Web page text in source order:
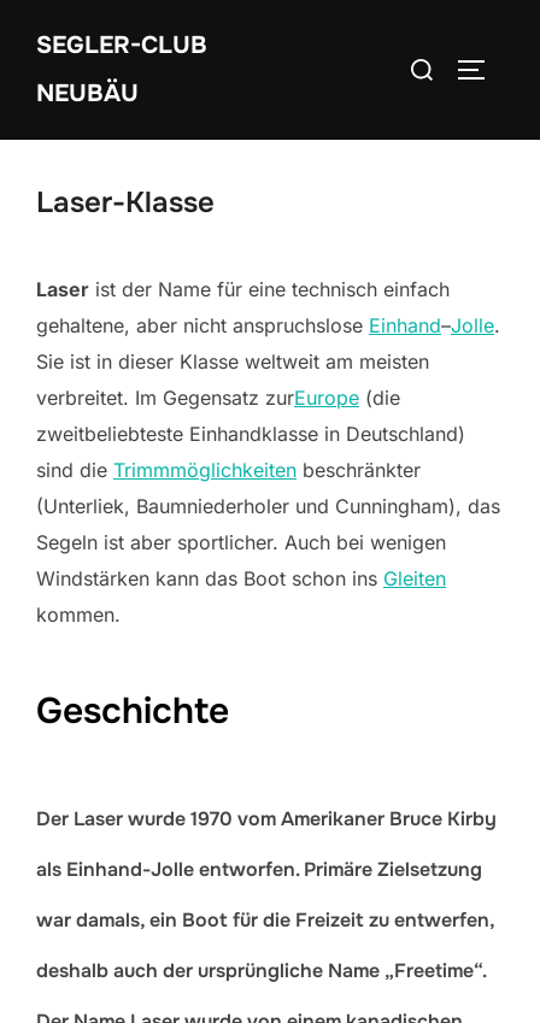
Inhalt
springen
SEGLER-CLUB
NEUBÄU
Suchen
Laser-Klasse
Laser ist der Name für eine technisch einfach
gehaltene, aber nicht anspruchslose Einhand–Jolle.
Sie ist in dieser Klasse weltweit am meisten
verbreitet. Im Gegensatz zurEurope (die
zweitbeliebteste Einhandklasse in Deutschland)
sind die Trimmmöglichkeiten beschränkter
(Unterliek, Baumniederholer und Cunningham), das
Segeln ist aber sportlicher. Auch bei wenigen
Windstärken kann das Boot schon ins Gleiten
kommen.
Geschichte
Der Laser wurde 1970 vom Amerikaner Bruce Kirby
als Einhand-Jolle entworfen. Primäre Zielsetzung
war damals, ein Boot für die Freizeit zu entwerfen,
deshalb auch der ursprüngliche Name „Freetime“.